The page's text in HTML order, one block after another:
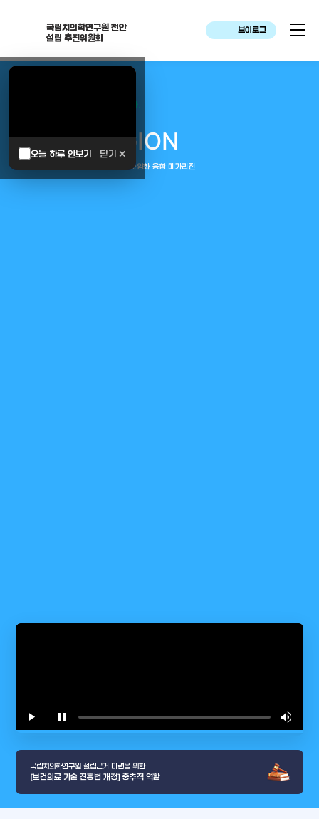
국립치의학연구원 천안
설립 추진위원회
브이로그
오늘 하루 안보기 닫기 ✕
대한민국은 두번이나 약속하였습니다.
MEGAREGION
중부권 전체를 잇는 연구–임상–평가–사업화 융합 메가리전
play_arrow pause volume_up
국립치의학연구원 설립근거 마련을 위한
[보건의료 기술 진흥법 개정] 중추적 역할